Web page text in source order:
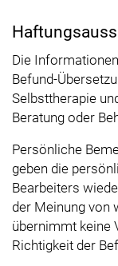
Die
Befund-
Selbsttherapie
Beratung oder
Persönliche
geben die
Bearbeiters
der Meinung von
übernimmt keine
Richtigkeit der